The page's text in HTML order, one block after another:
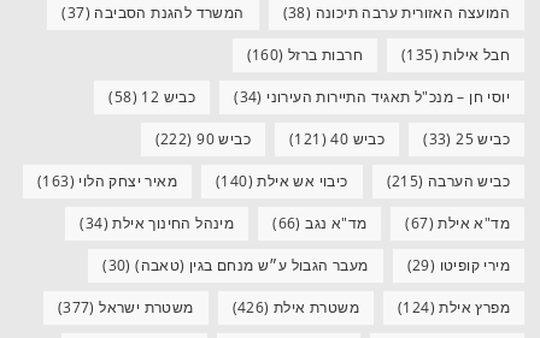
המועצה האזורית ערבה תיכונה (38) המשרד להגנת הסביבה (37)
חבל אילות(135) חרבות ברזל (160)
יוסי חן – מנכ"ל תאגיד התיירות העירוני (34) כביש 12 (58)
כביש 25 (33) כביש 40 (121) כביש 90 (222)
כביש הערבה (215) כיבוי אש אילת(140) מאיר יצחק הלוי (163)
מד"א אילת(67) מד"א נגב(66) מינהל החינוך אילת(34)
מירי קופיטו (29) מעבר הגבול ע״ש מנחם בגין (טאבה)(30)
מפרץ אילת(124) משטרת אילת (426) משטרת ישראל(377)